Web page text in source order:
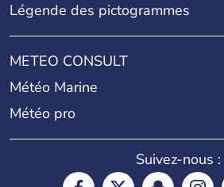
Légende des pictogrammes
METEO CONSULT
Météo Marine
Météo pro
Suivez-nous :